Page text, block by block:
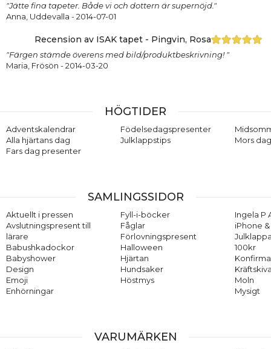
"Jätte fina tapeter. Både vi och dottern är supernöjd."
Anna, Uddevalla - 2014-07-01
Recension av ISAK tapet - Pingvin, Rosa
"Färgen stämde överens med bild/produktbeskrivning! "
Maria, Frösön - 2014-03-20
HÖGTIDER
Adventskalendrar
Alla hjärtans dag
Fars dag presenter
Födelsedagspresenter
Julklappstips
Mors
SAMLINGSSIDOR
Aktuellt i pressen
Avslutningspresent till
lärare
Babushkadockor
Babyshower
Design
Emoji
Enhörningar
Fyll-i-böcker
Fåglar
Förlovningspresent
Halloween
Hjärtan
Hundsaker
Höstmys
Ingela P
iPhone
100kr
Moln
Mysigt
VARUMÄRKEN